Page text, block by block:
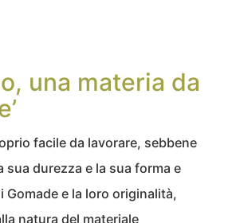
una materia da
facile da lavorare, sebbene
sua durezza e la sua forma e
Gomade e la loro originalità,
natura del materiale